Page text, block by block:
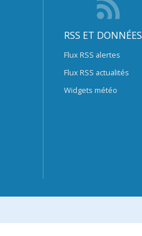
RSS ET DONNÉES
Flux RSS alertes
Flux RSS actualités
Widgets météo